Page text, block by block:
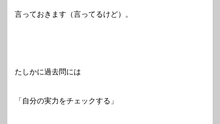
言っておきます（言ってるけど）。
たしかに過去問には
「自分の実力をチェックする」